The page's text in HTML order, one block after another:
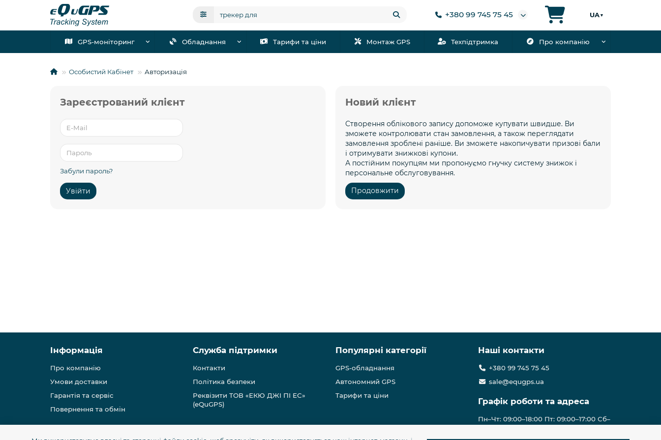
+380 99 745 75 45 UA ▼
GPS-моніторинг Обладнання Тарифи та ціни Монтаж GPS Техпідтримка Про компанію
Особистий Кабінет Авторизація
Зареєстрований клієнт
Забули пароль?
Увійти
Новий клієнт
Створення облікового запису допоможе купувати швидше. Ви
зможете контролювати стан замовлення, а також переглядати
замовлення зроблені раніше. Ви зможете накопичувати призові бали
і отримувати знижкові купони.
А постійним покупцям ми пропонуємо гнучку систему знижок і
персональне обслуговування.
Продовжити
Інформація
Про компанію
Умови доставки
Гарантія та сервіс
Повернення та обмін
Служба підтримки
Контакти
Політика безпеки
Реквізити ТОВ «ЕКЮ ДЖІ ПІ ЕС»
(eQuGPS)
Популярні категорії
GPS-обладнання
Автономний GPS
Тарифи та ціни
Наші контакти
+380 99 745 75 45
sale@equgps.ua
Графік роботи та адреса
Пн–Чт: 09:00–18:00 Пт: 09:00–17:00 Сб–